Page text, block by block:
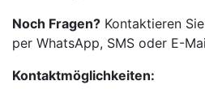
Noch Fragen? Kontaktieren
per WhatsApp, SMS oder E-
Kontaktmöglichkeiten: